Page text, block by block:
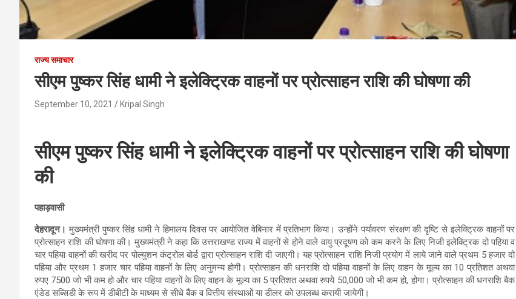
राज्य समाचार
सीएम पुष्कर सिंह धामी ने इलेक्ट्रिक वाहनों पर प्रोत्साहन राशि की घोषणा की
September 10, 2021 Kripal Singh
सीएम पुष्कर सिंह धामी ने इलेक्ट्रिक वाहनों पर प्रोत्साहन राशि की घोषणा
की
पहाड़वासी
देहरादून। मुख्यमंत्री पुष्कर सिंह धामी ने हिमालय दिवस पर आयोजित वेबिनार में प्रतिभाग किया। उन्होंने पर्यावरण संरक्षण की दृष्टि से इलेक्ट्रिक वाहनों पर
प्रोत्साहन राशि की घोषणा की। मुख्यमंत्री ने कहा कि उत्तराखण्ड राज्य में वाहनों से होने वाले वायु प्रदूषण को कम करने के लिए निजी इलेक्ट्रिक दो पहिया व
चार पहिया वाहनों की खरीद पर पोल्युशन कंट्रोल बोर्ड द्वारा प्रोत्साहन राशि दी जाएगी। यह प्रोत्साहन राशि निजी प्रयोग में लाये जाने वाले प्रथम 5 हजार दो
पहिया और प्रथम 1 हजार चार पहिया वाहनों के लिए अनुमन्य होगी। प्रोत्साहन की धनराशि दो पहिया वाहनों के लिए वाहन के मूल्य का 10 प्रतिशत अथवा
रुपए 7500 जो भी कम हो और चार पहिया वाहनों के लिए वाहन के मूल्य का 5 प्रतिशत अथवा रुपये 50,000 जो भी कम हो, होगा। प्रोत्साहन की धनराशि बैक
एंडेड सब्सिडी के रूप में डीबीटी के माध्यम से सीधे बैंक व वित्तीय संस्थाओं या डीलर को उपलब्ध करायी जायेगी।